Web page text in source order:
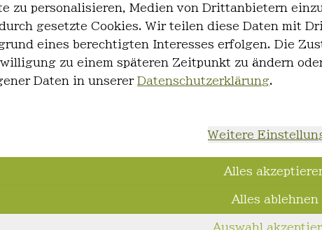
zu personalisieren, Medien von Drittanbietern
gesetzte Cookies. Wir teilen diese Daten mit
eines berechtigten Interesses erfolgen. Die
zu einem späteren Zeitpunkt zu ändern
Daten in unserer Datenschutzerklärung.
Weitere
Alles
Alles ablehnen
Auswahl
Registrieren